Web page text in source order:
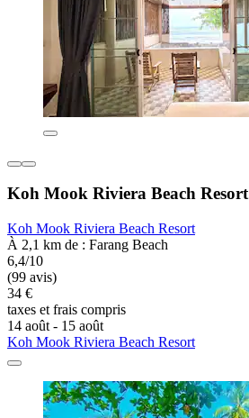
Koh Mook Riviera Beach Resort
Koh Mook Riviera Beach Resort
À 2,1 km de : Farang Beach
6,4/10
(99 avis)
34 €
taxes et frais compris
14 août - 15 août
Koh Mook Riviera Beach Resort